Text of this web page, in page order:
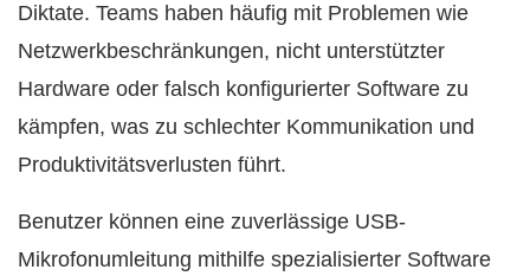
Diktate. Teams haben häufig mit Problemen wie
Netzwerkbeschränkungen, nicht unterstützter
Hardware oder falsch konfigurierter Software zu
kämpfen, was zu schlechter Kommunikation und
Produktivitätsverlusten führt.
Benutzer können eine zuverlässige USB-
Mikrofonumleitung mithilfe spezialisierter Software